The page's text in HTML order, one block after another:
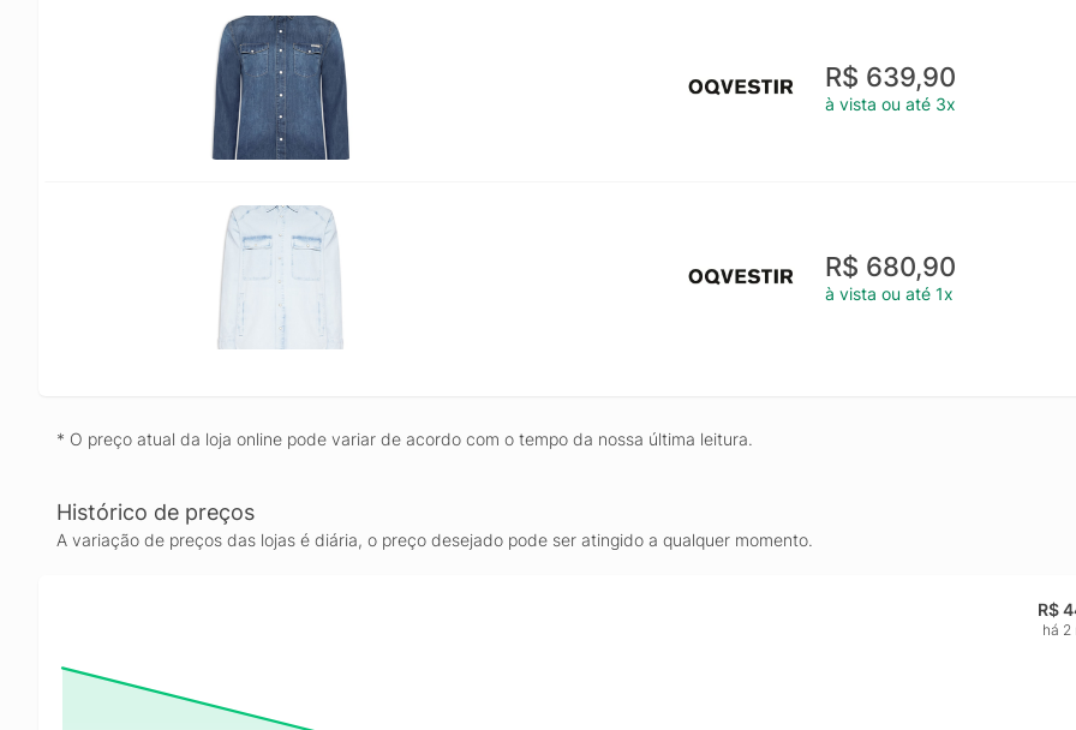
R$ 639,90
à vista ou até 3x
R$ 680,90
à vista ou até 1x
* O preço atual da loja online pode variar de acordo com o tempo da nossa última leitura.
Histórico de preços
A variação de preços das lojas é diária, o preço desejado pode ser atingido a qualquer momento.
R$
há 2